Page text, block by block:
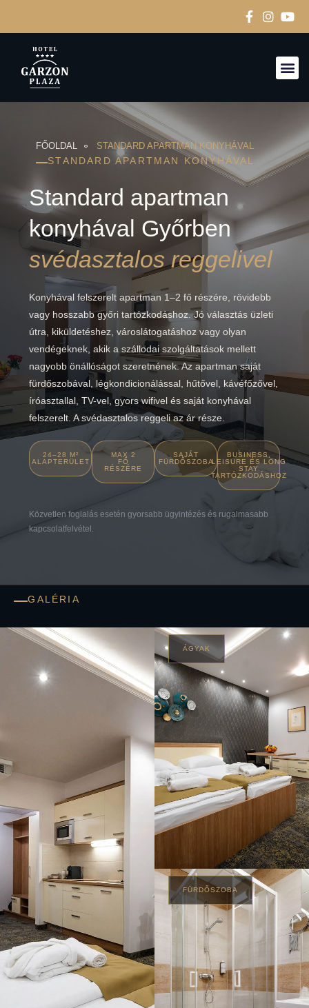
FŐOLDAL STANDARD APARTMAN KONYHÁVAL
STANDARD APARTMAN KONYHÁVAL
Standard apartman
konyhával Győrben
svédasztalos reggelivel
Konyhával felszerelt apartman 1–2 fő részére, rövidebb
vagy hosszabb győri tartózkodáshoz. Jó választás üzleti
útra, kiküldetéshez, városlátogatáshoz vagy olyan
vendégeknek, akik a szállodai szolgáltatások mellett
nagyobb önállóságot szeretnének. Az apartman saját
fürdőszobával, légkondicionálással, hűtővel, kávéfőzővel,
íróasztallal, TV-vel, gyors wifivel és saját konyhával
felszerelt. A svédasztalos reggeli az ár része.
24–28 M²
ALAPTERÜLET
MAX 2
FŐ
RÉSZÉRE
SAJÁT
FÜRDŐSZOBA
BUSINESS,
LEISURE ÉS LONG
STAY
TARTÓZKODÁSHOZ
Közvetlen foglalás esetén gyorsabb ügyintézés és rugalmasabb
kapcsolatfelvétel.
GALÉRIA
ÁGYAK
FÜRDŐSZOBA